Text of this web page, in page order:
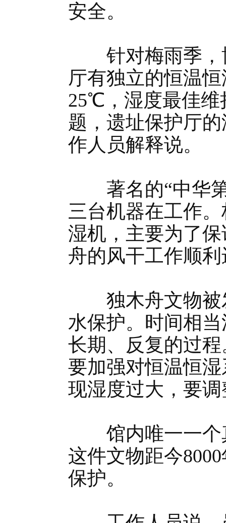
安全。
针对梅雨季，
厅有独立的恒温
25℃，湿度最佳维
题，遗址保护厅
作人员解释说。
著名的“中华第
三台机器在工作
湿机，主要为了
舟的风干工作顺
独木舟文物被
水保护。时间相
长期、反复的过
要加强对恒温恒
现湿度过大，要
馆内唯一一个
这件文物距今
保护。